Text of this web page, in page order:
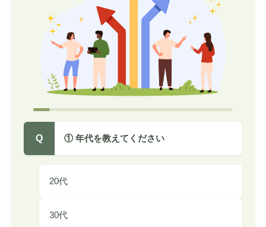
Q ① 年代を教えてください
20代
30代